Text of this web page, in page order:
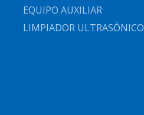
EQUIPO AUXILIAR
LIMPIADOR ULTRASÓNICO